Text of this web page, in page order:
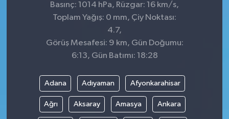
Basınç: 1014 hPa, Rüzgar: 16 km/s,
Toplam Yağış: 0 mm, Çiy Noktası:
4.7,
Görüş Mesafesi: 9 km, Gün Doğumu:
6:13, Gün Batımı: 18:28
Adana Adıyaman Afyonkarahisar
Ağrı Aksaray Amasya Ankara